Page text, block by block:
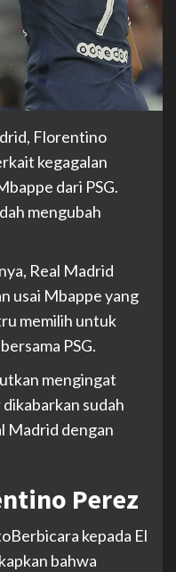
Florentino
kegagalan
dari PSG.
mengubah
Real Madrid
usai Mbappe yang
memilih untuk
PSG.
mengingat
sudah
Madrid dengan
Perez
Berbicara kepada El
bahwa